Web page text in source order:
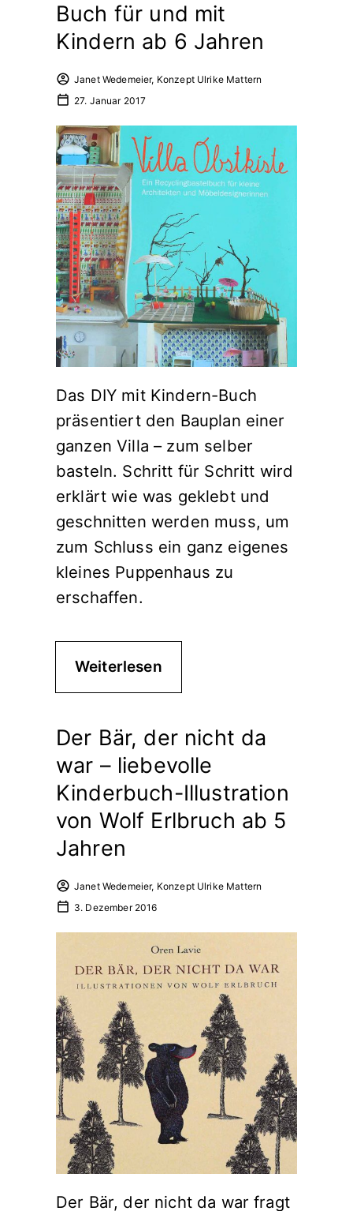
Buch für und mit
Kindern ab 6 Jahren
Janet Wedemeier, Konzept Ulrike Mattern
27. Januar 2017
Das DIY mit Kindern-Buch
präsentiert den Bauplan einer
ganzen Villa – zum selber
basteln. Schritt für Schritt wird
erklärt wie was geklebt und
geschnitten werden muss, um
zum Schluss ein ganz eigenes
kleines Puppenhaus zu
erschaffen.
Weiterlesen
Der Bär, der nicht da
war – liebevolle
Kinderbuch-Illustration
von Wolf Erlbruch ab 5
Jahren
Janet Wedemeier, Konzept Ulrike Mattern
3. Dezember 2016
Der Bär, der nicht da war fragt